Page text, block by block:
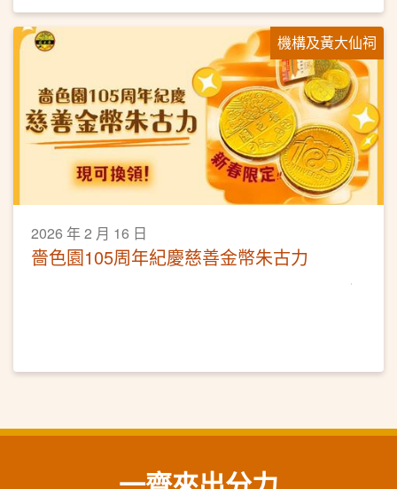
機構及黃大仙祠
2026 年 2 月 16 日
嗇色園105周年紀慶慈善金幣朱古力